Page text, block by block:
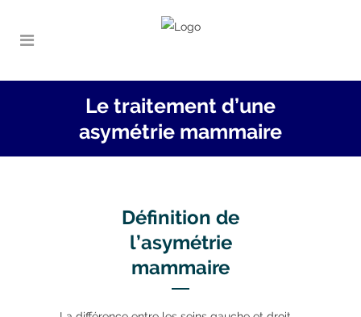
Le traitement d’une
asymétrie mammaire
Définition de
l’asymétrie
mammaire